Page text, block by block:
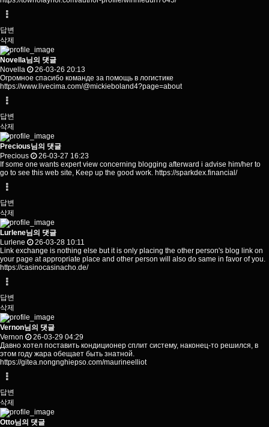
답변
삭제
Novella님의 댓글
Novella
26-03-26 20:13
Огромное спасибо команде за помощь в логистике
https://www.livecima.com/@mickieboland4?page=about
답변
삭제
Precious님의 댓글
Precious
26-03-27 16:23
If some one wants expert view concerning blogging afterward i advise him/her to
go to see this web site, Keep up the good work. https://sparkdex.financial/
답변
삭제
Lurlene님의 댓글
Lurlene
26-03-28 10:11
Link exchange is nothing else but it is only placing the other person's blog link on
your page at appropriate place and other person will also do same in favor of you.
https://casinocasinacho.de/
답변
삭제
Vernon님의 댓글
Vernon
26-03-29 04:29
Давно хотел поставить кондиционер сплит систему, наконец-то решился, в
этом году жара обещает быть знатной.
https://gitea.nongnghiepso.com/maurineelliot
답변
삭제
Otto님의 댓글